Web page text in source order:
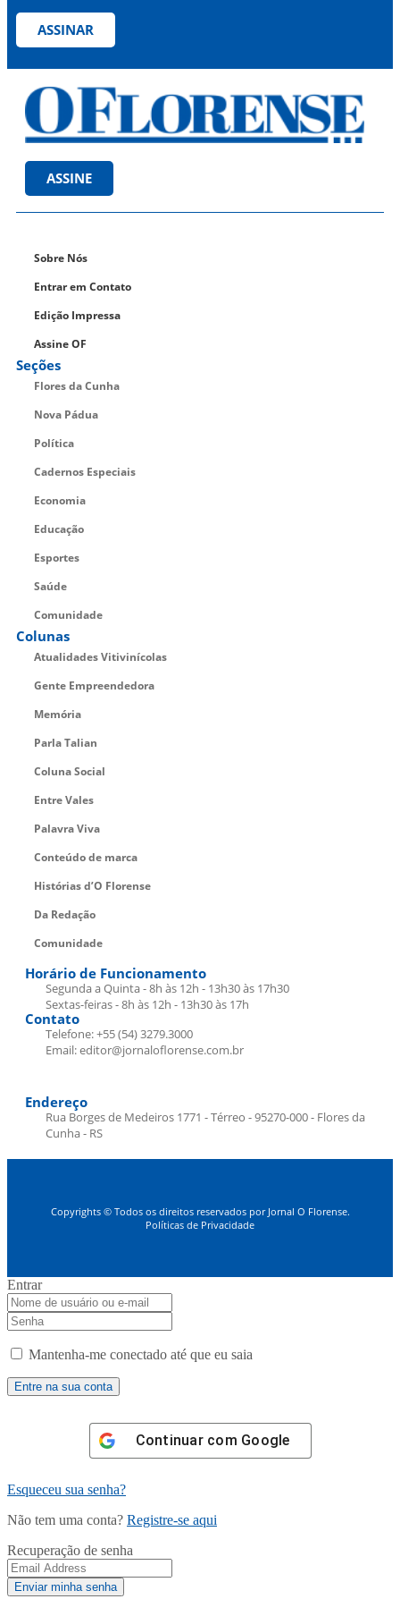
ASSINAR
ASSINE
Sobre Nós
Entrar em Contato
Edição Impressa
Assine OF
Seções
Flores da Cunha
Nova Pádua
Política
Cadernos Especiais
Economia
Educação
Esportes
Saúde
Comunidade
Colunas
Atualidades Vitivinícolas
Gente Empreendedora
Memória
Parla Talian
Coluna Social
Entre Vales
Palavra Viva
Conteúdo de marca
Histórias d’O Florense
Da Redação
Comunidade
Horário de Funcionamento
Segunda a Quinta - 8h às 12h - 13h30 às 17h30
Sextas-feiras - 8h às 12h - 13h30 às 17h
Contato
Telefone: +55 (54) 3279.3000
Email: editor@jornaloflorense.com.br
Endereço
Rua Borges de Medeiros 1771 - Térreo - 95270-000 - Flores da
Cunha - RS
Copyrights © Todos os direitos reservados por Jornal O Florense.
Políticas de Privacidade
Entrar
Mantenha-me conectado até que eu saia
Continuar com Google
Esqueceu sua senha?
Não tem uma conta? Registre-se aqui
Recuperação de senha